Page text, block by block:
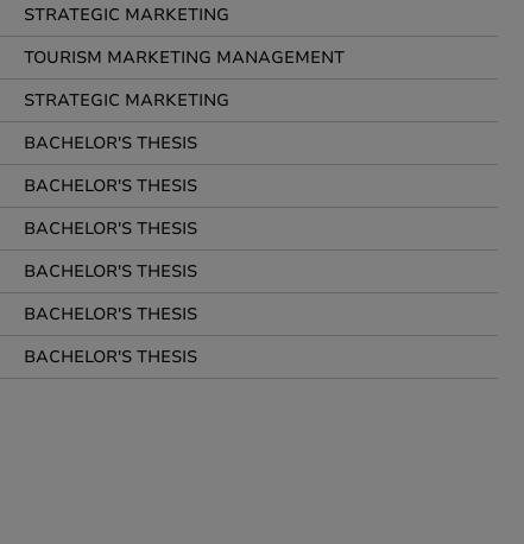
STRATEGIC MARKETING
TOURISM MARKETING MANAGEMENT
STRATEGIC MARKETING
BACHELOR'S THESIS
BACHELOR'S THESIS
BACHELOR'S THESIS
BACHELOR'S THESIS
BACHELOR'S THESIS
BACHELOR'S THESIS